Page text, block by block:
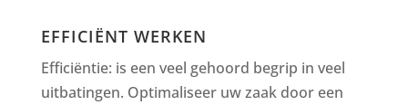
EFFICIËNT WERKEN
Efficiëntie: is een veel gehoord begrip in veel
uitbatingen. Optimaliseer uw zaak door een